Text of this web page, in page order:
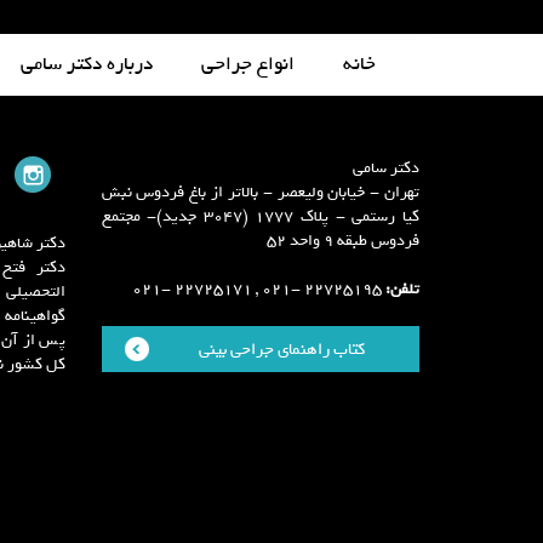
خانه انواع جراحی درباره دکتر سامی
دکتر
پس از آن
کل کشور
دکتر سامی
تهران - خیابان ولیعصر - بالاتر از باغ فردوس نبش
کیا رستمی - پلاک 1777 (3047 جدید)- مجتمع
فردوس طبقه 9 واحد 52
تلفن:22725195 -021 , 22725171 -021
کتاب راهنمای جراحی بینی